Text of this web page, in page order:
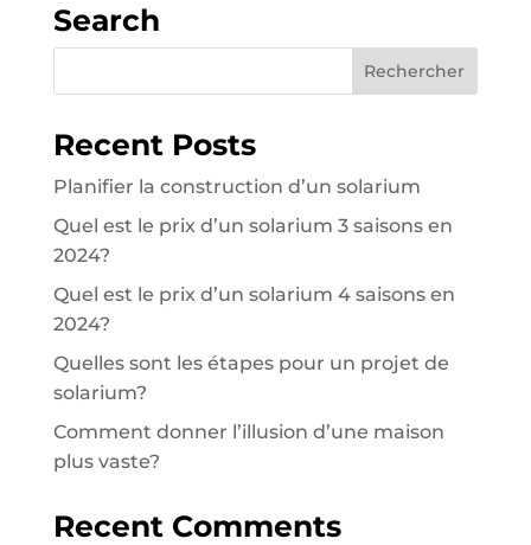
Search
Recent Posts
Planifier la construction d’un solarium
Quel est le prix d’un solarium 3 saisons en
2024?
Quel est le prix d’un solarium 4 saisons en
2024?
Quelles sont les étapes pour un projet de
solarium?
Comment donner l’illusion d’une maison
plus vaste?
Recent Comments